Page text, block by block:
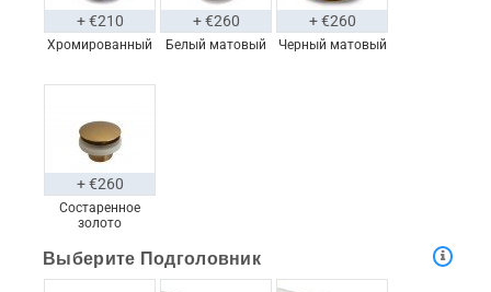
Хромированный
+ €210
Белый матовый
+ €260
Черный матовый
+ €260
Состаренное
золото
+ €260
Выберите Подголовник